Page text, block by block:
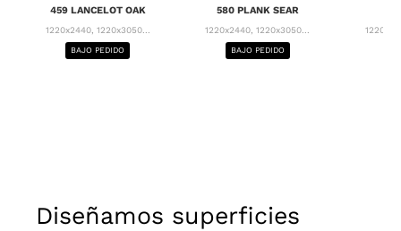
459 LANCELOT OAK
1220x2440, 1220x3050...
BAJO PEDIDO
580 PLANK SEAR
1220x2440, 1220x3050...
BAJO PEDIDO
Diseñamos superficies